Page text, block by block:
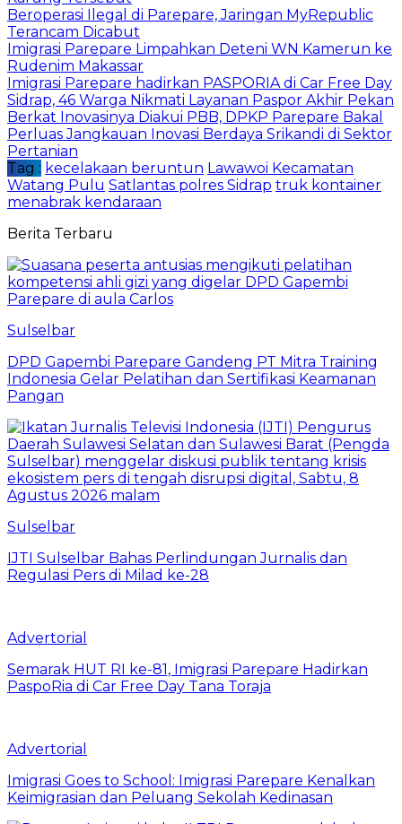
Beroperasi Ilegal di Parepare, Jaringan MyRepublic
Terancam Dicabut
Imigrasi Parepare Limpahkan Deteni WN Kamerun ke
Rudenim Makassar
Imigrasi Parepare hadirkan PASPORIA di Car Free Day
Sidrap, 46 Warga Nikmati Layanan Paspor Akhir Pekan
Berkat Inovasinya Diakui PBB, DPKP Parepare Bakal
Perluas Jangkauan Inovasi Berdaya Srikandi di Sektor
Pertanian
Tag : kecelakaan beruntun Lawawoi Kecamatan
Watang Pulu Satlantas polres Sidrap truk kontainer
menabrak kendaraan
Berita Terbaru
Sulselbar
DPD Gapembi Parepare Gandeng PT Mitra Training
Indonesia Gelar Pelatihan dan Sertifikasi Keamanan
Pangan
Sulselbar
IJTI Sulselbar Bahas Perlindungan Jurnalis dan
Regulasi Pers di Milad ke-28
Advertorial
Semarak HUT RI ke-81, Imigrasi Parepare Hadirkan
PaspoRia di Car Free Day Tana Toraja
Advertorial
Imigrasi Goes to School: Imigrasi Parepare Kenalkan
Keimigrasian dan Peluang Sekolah Kedinasan